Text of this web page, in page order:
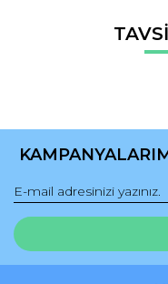
Bu
Bu ürünün fiyat bilgisi,
konularda yetersiz
Ürün açıklamasında
Ürün fiyatı diğer
Bu ürüne benzer